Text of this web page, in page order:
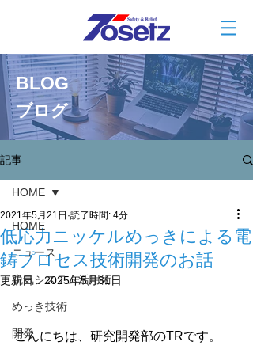
BLOG
ブログ
記事
HOME
ニュース
脱気システム活用術
めっき技術
開発
HOME
低応力ニッケルめっきによる電
鋳プロセス技術開発のお話
2021年5月21日 読了時間: 4分
更新日：2025年5月31日
こんにちは、研究開発部のTRです。